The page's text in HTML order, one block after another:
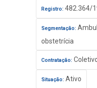
Registro: 482.364/
Segmentação:
obstetrícia
Contratação:
Situação: Ativo